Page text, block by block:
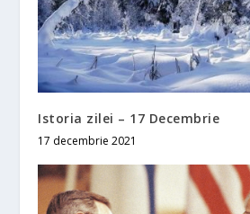
Istoria zilei – 17 Decembrie
17 decembrie 2021